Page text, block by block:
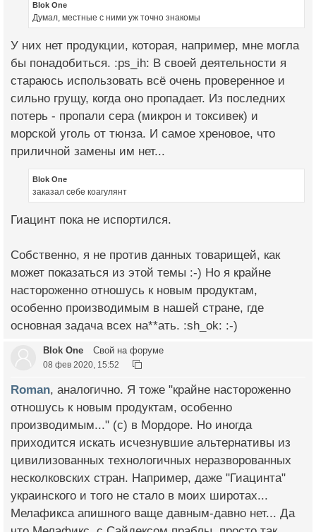
Blok One
Думал, местные с ними уж точно знакомы
У них нет продукции, которая, например, мне могла
бы понадобиться. :ps_ih: В своей деятельности я
стараюсь использовать всё очень проверенное и
сильно грущу, когда оно пропадает. Из последних
потерь - пропали сера (микрон и токсивек) и
морской уголь от тюнза. И самое хреновое, что
приличной замены им нет...
Blok One
заказал себе коагулянт
Гиацинт пока не испортился.
Собственно, я не против данных товарищей, как
может показаться из этой темы :-) Но я крайне
настороженно отношусь к новым продуктам,
особенно производимым в нашей стране, где
основная задача всех на**ать. :sh_ok: :-)
Blok One Свой на форуме
08 фев 2020, 15:52
Roman, аналогично. Я тоже "крайне настороженно
отношусь к новым продуктам, особенно
производимым..." (с) в Мордоре. Но иногда
приходится искать исчезнувшие альтернативы из
цивилизованных технологичных неразворованных
несколковских стран. Например, даже "Гиацинта"
украинского и того не стало в моих широтах...
Мелафикса апишного ваще давным-давно нет... Да